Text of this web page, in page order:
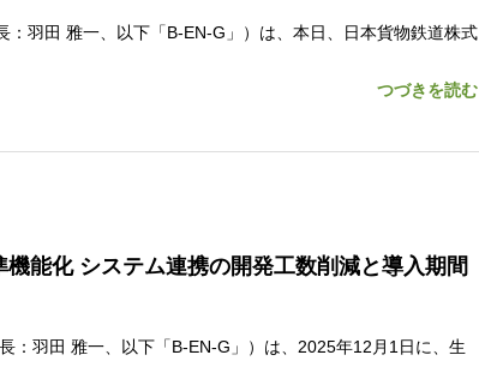
羽田 雅一、以下「B-EN-G」）は、本日、日本貨物鉄道株式
つづきを読む
能化 システム連携の開発工数削減と導入期間
：羽田 雅一、以下「B-EN-G」）は、2025年12月1日に、生